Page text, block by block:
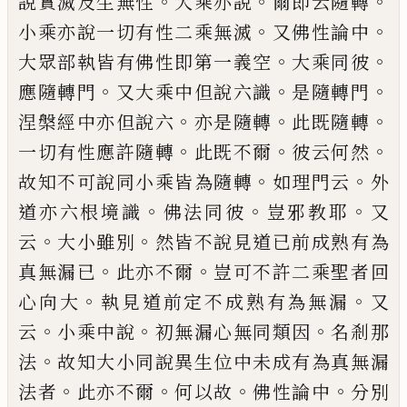
小乘亦說一切有性二乘無滅 。 又佛性論中 。
大眾部執皆有佛性即第一義空 。 大乘同彼 。
應隨轉門 。 又大乘中但說六識 。 是隨轉門 。
涅槃經中亦但說六 。 亦是隨轉 。 此既隨轉 。
一切有性應許隨轉 。 此既不爾 。 彼云何然 。
故知不可說同小乘皆為隨轉 。 如理門云 。 外
道亦六根境識 。 佛法同彼 。 豈邪教耶 。 又
云 。 大小雖別 。 然皆不說見道已前成熟有為
真無漏已 。 此亦不爾 。 豈可不許二乘聖者回
心向大 。 執見道前定不成熟有為無漏 。 又
云 。 小乘中說 。 初無漏心無同類因 。名剎那
法 。故知大小同說異生位中未成有為真無漏
法者 。 此亦不爾 。何以故 。佛性論中 。 分別